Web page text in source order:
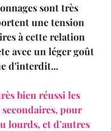
sont très
une tension
à cette relation
avec un léger goût
d'interdit...
bien réussi les
secondaires, pour
lourds, et d’autres